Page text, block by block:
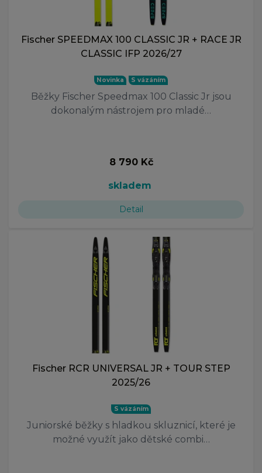
Fischer SPEEDMAX 100 CLASSIC JR + RACE JR
CLASSIC IFP 2026/27
Novinka S vázáním
Běžky Fischer Speedmax 100 Classic Jr jsou
dokonalým nástrojem pro mladé…
8 790 Kč
skladem
Detail
Fischer RCR UNIVERSAL JR + TOUR STEP
2025/26
S vázáním
Juniorské běžky s hladkou skluznicí, které je
možné využít jako dětské combi…